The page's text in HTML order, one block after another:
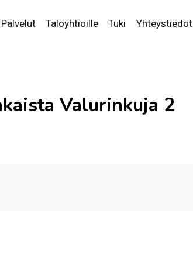
Palvelut Taloyhtiöille Tuki Yhteystiedot
Valurinkuja 2